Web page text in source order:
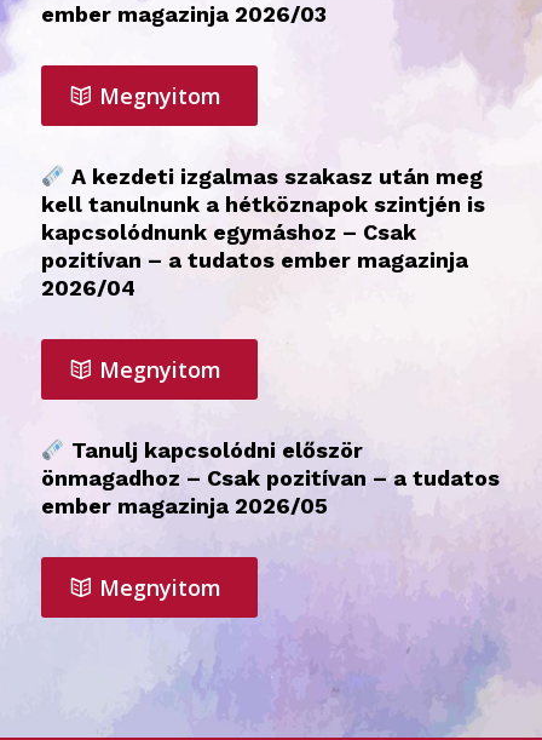
ember magazinja 2026/03
Megnyitom
A kezdeti izgalmas szakasz után meg
kell tanulnunk a hétköznapok szintjén is
kapcsolódnunk egymáshoz – Csak
pozitívan – a tudatos ember magazinja
2026/04
Megnyitom
Tanulj kapcsolódni először
önmagadhoz – Csak pozitívan – a tudatos
ember magazinja 2026/05
Megnyitom